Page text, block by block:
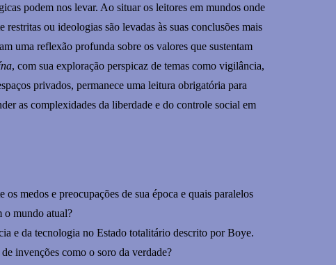
podem nos levar. Ao situar os leitores em mundos onde
restritas ou ideologias são levadas às suas conclusões mais
uma reflexão profunda sobre os valores que sustentam
, com sua exploração perspicaz de temas como vigilância,
privados, permanece uma leitura obrigatória para
as complexidades da liberdade e do controle social em
os medos e preocupações de sua época e quais paralelos
o mundo atual?
e da tecnologia no Estado totalitário descrito por Boye.
invenções como o soro da verdade?